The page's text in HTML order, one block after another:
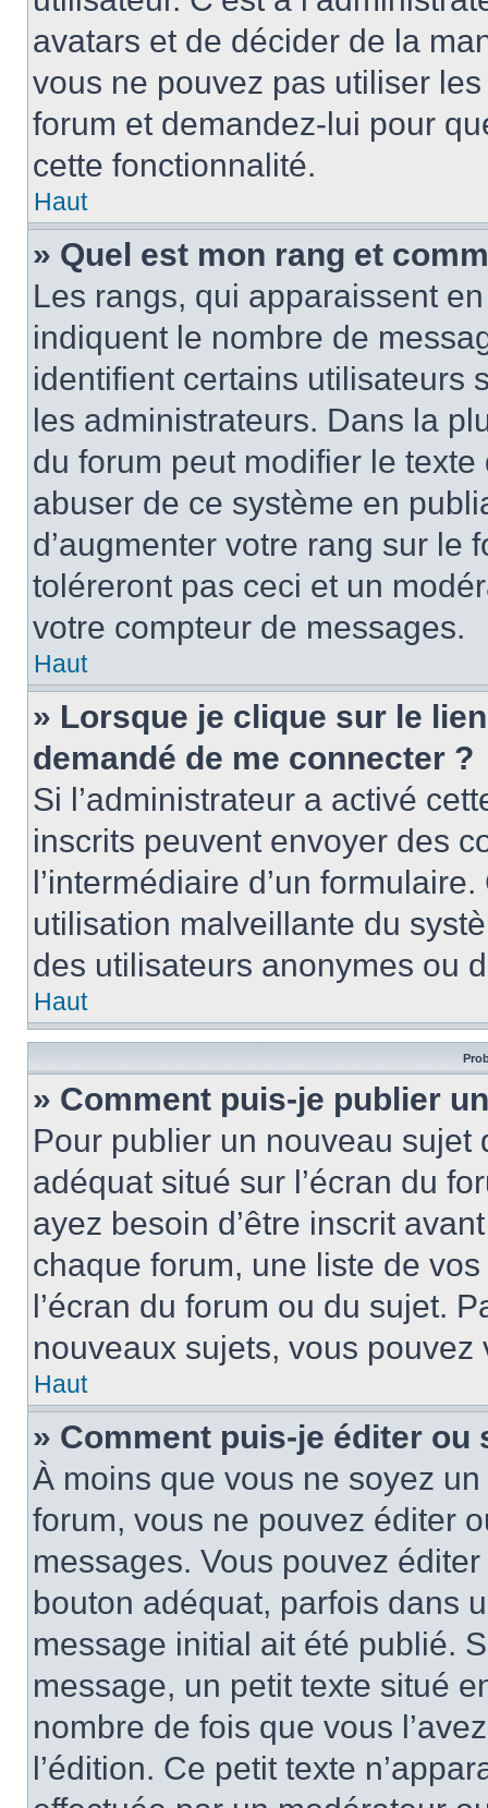
avatars et de décider de la
vous ne pouvez pas utiliser
forum et demandez-lui pour
cette fonctionnalité.
Haut
» Quel est mon rang et
Les rangs, qui apparaissent
indiquent le nombre de
identifient certains utilisateurs
les administrateurs. Dans la
du forum peut modifier le
abuser de ce système en
d’augmenter votre rang sur le
toléreront pas ceci et un
votre compteur de messages.
Haut
» Lorsque je clique sur le
demandé de me connecter ?
Si l’administrateur a activé
inscrits peuvent envoyer des
l’intermédiaire d’un
utilisation malveillante du
des utilisateurs anonymes ou
Haut
» Comment puis-je publier
Pour publier un nouveau
adéquat situé sur l’écran du
ayez besoin d’être inscrit
chaque forum, une liste de
l’écran du forum ou du sujet.
nouveaux sujets, vous
Haut
» Comment puis-je éditer
À moins que vous ne soyez
forum, vous ne pouvez éditer
messages. Vous pouvez
bouton adéquat, parfois dans
message initial ait été publié.
message, un petit texte situé
nombre de fois que vous
l’édition. Ce petit texte